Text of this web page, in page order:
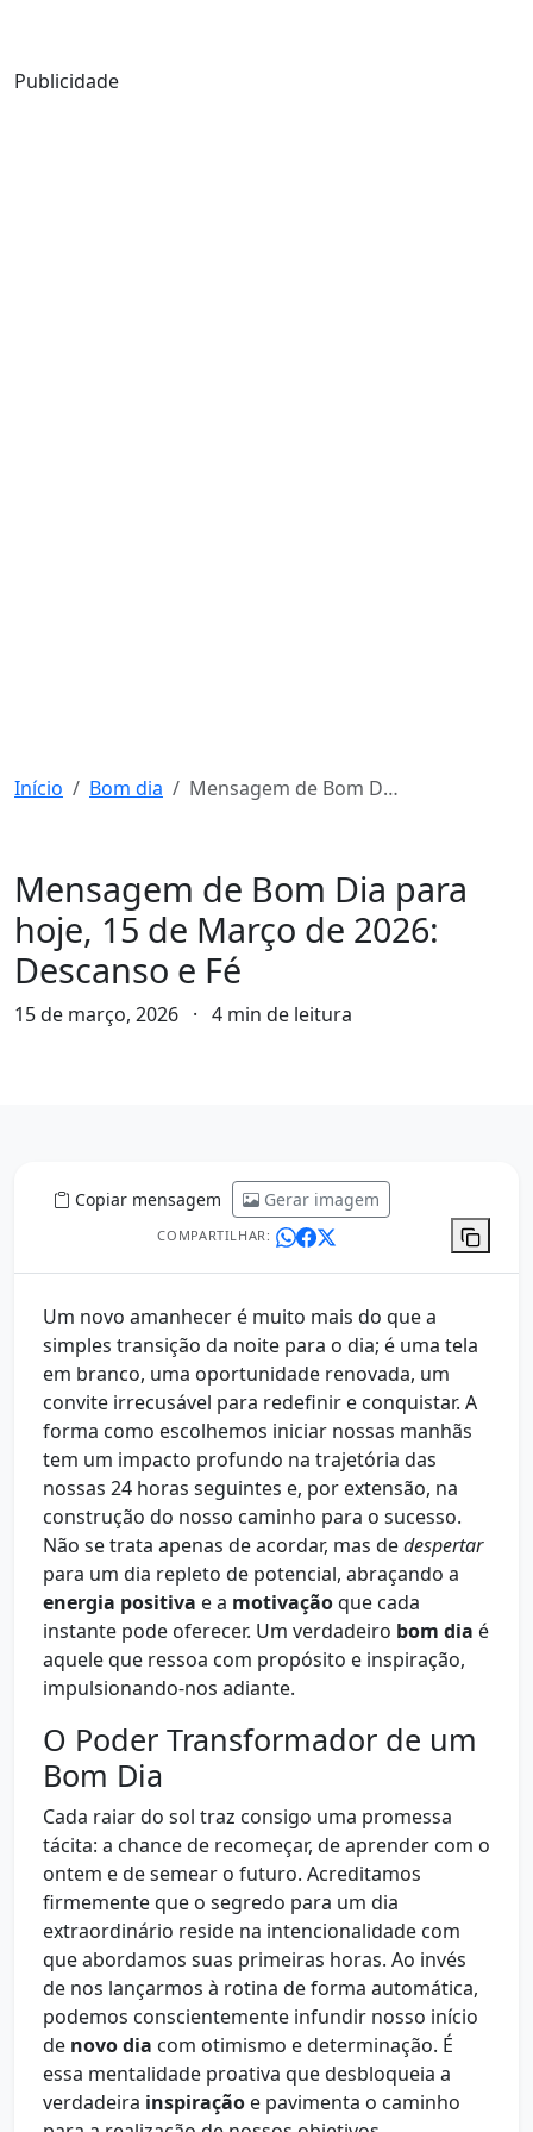
Publicidade
Início Bom dia Mensagem de Bom Dia para hoje, 15 de Março de 2026: Descanso e Fé
Mensagem de Bom Dia para
hoje, 15 de Março de 2026:
Descanso e Fé
15 de março, 2026 · 4 min de leitura
Copiar mensagem Gerar imagem
COMPARTILHAR:
Um novo amanhecer é muito mais do que a
simples transição da noite para o dia; é uma tela
em branco, uma oportunidade renovada, um
convite irrecusável para redefinir e conquistar. A
forma como escolhemos iniciar nossas manhãs
tem um impacto profundo na trajetória das
nossas 24 horas seguintes e, por extensão, na
construção do nosso caminho para o sucesso.
Não se trata apenas de acordar, mas dedespertar
para um dia repleto de potencial, abraçando a
energia positiva e a motivaçãoque cada
instante pode oferecer. Um verdadeiro bom dia é
aquele que ressoa com propósito e inspiração,
impulsionando-nos adiante.
O Poder Transformador de um
Bom Dia
Cada raiar do sol traz consigo uma promessa
tácita: a chance de recomeçar, de aprender com o
ontem e de semear o futuro. Acreditamos
firmemente que o segredo para um dia
extraordinário reside na intencionalidade com
que abordamos suas primeiras horas. Ao invés
de nos lançarmos à rotina de forma automática,
podemos conscientemente infundir nosso início
de novo dia com otimismo e determinação. É
essa mentalidade proativa que desbloqueia a
verdadeira inspiração e pavimenta o caminho